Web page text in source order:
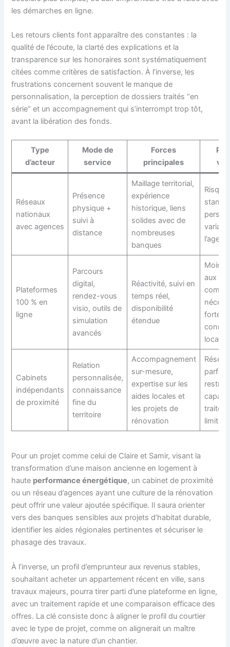
les démarches en ligne.
Les retours clients font apparaître des constantes : la
qualité de l’écoute, la clarté des explications et la
transparence sur les honoraires sont systématiquement
citées comme critères de satisfaction. À l’inverse, les
frustrations concernent souvent le manque de
personnalisation, la perception de dossiers traités “en
série” et un accompagnement qui s’interrompt trop tôt,
avant la libération des fonds.
Type
d’acteur
Mode de
service
Forces
principales
Réseaux
nationaux
avec agences
Présence
physique +
suivi à
distance
Maillage territorial,
expérience
historique, liens
solides avec de
nombreuses
banques
Risque
Plateformes
100 % en
ligne
Parcours
digital,
rendez-vous
visio, outils de
simulation
avancés
Réactivité, suivi en
temps réel,
disponibilité
étendue
Moins
aux
forte
locale
Cabinets
indépendants
de proximité
Relation
personnalisée,
connaissance
fine du
territoire
Accompagnement
sur-mesure,
expertise sur les
aides locales et
les projets de
rénovation
limitée
Pour un projet comme celui de Claire et Samir, visant la
transformation d’une maison ancienne en logement à
haute performance énergétique, un cabinet de proximité
ou un réseau d’agences ayant une culture de la rénovation
peut offrir une valeur ajoutée spécifique. Il saura orienter
vers des banques sensibles aux projets d’habitat durable,
identifier les aides régionales pertinentes et sécuriser le
phasage des travaux.
À l’inverse, un profil d’emprunteur aux revenus stables,
souhaitant acheter un appartement récent en ville, sans
travaux majeurs, pourra tirer parti d’une plateforme en ligne,
avec un traitement rapide et une comparaison efficace des
offres. La clé consiste donc à aligner le profil du courtier
avec le type de projet, comme on alignerait un maître
d’œuvre avec la nature d’un chantier.